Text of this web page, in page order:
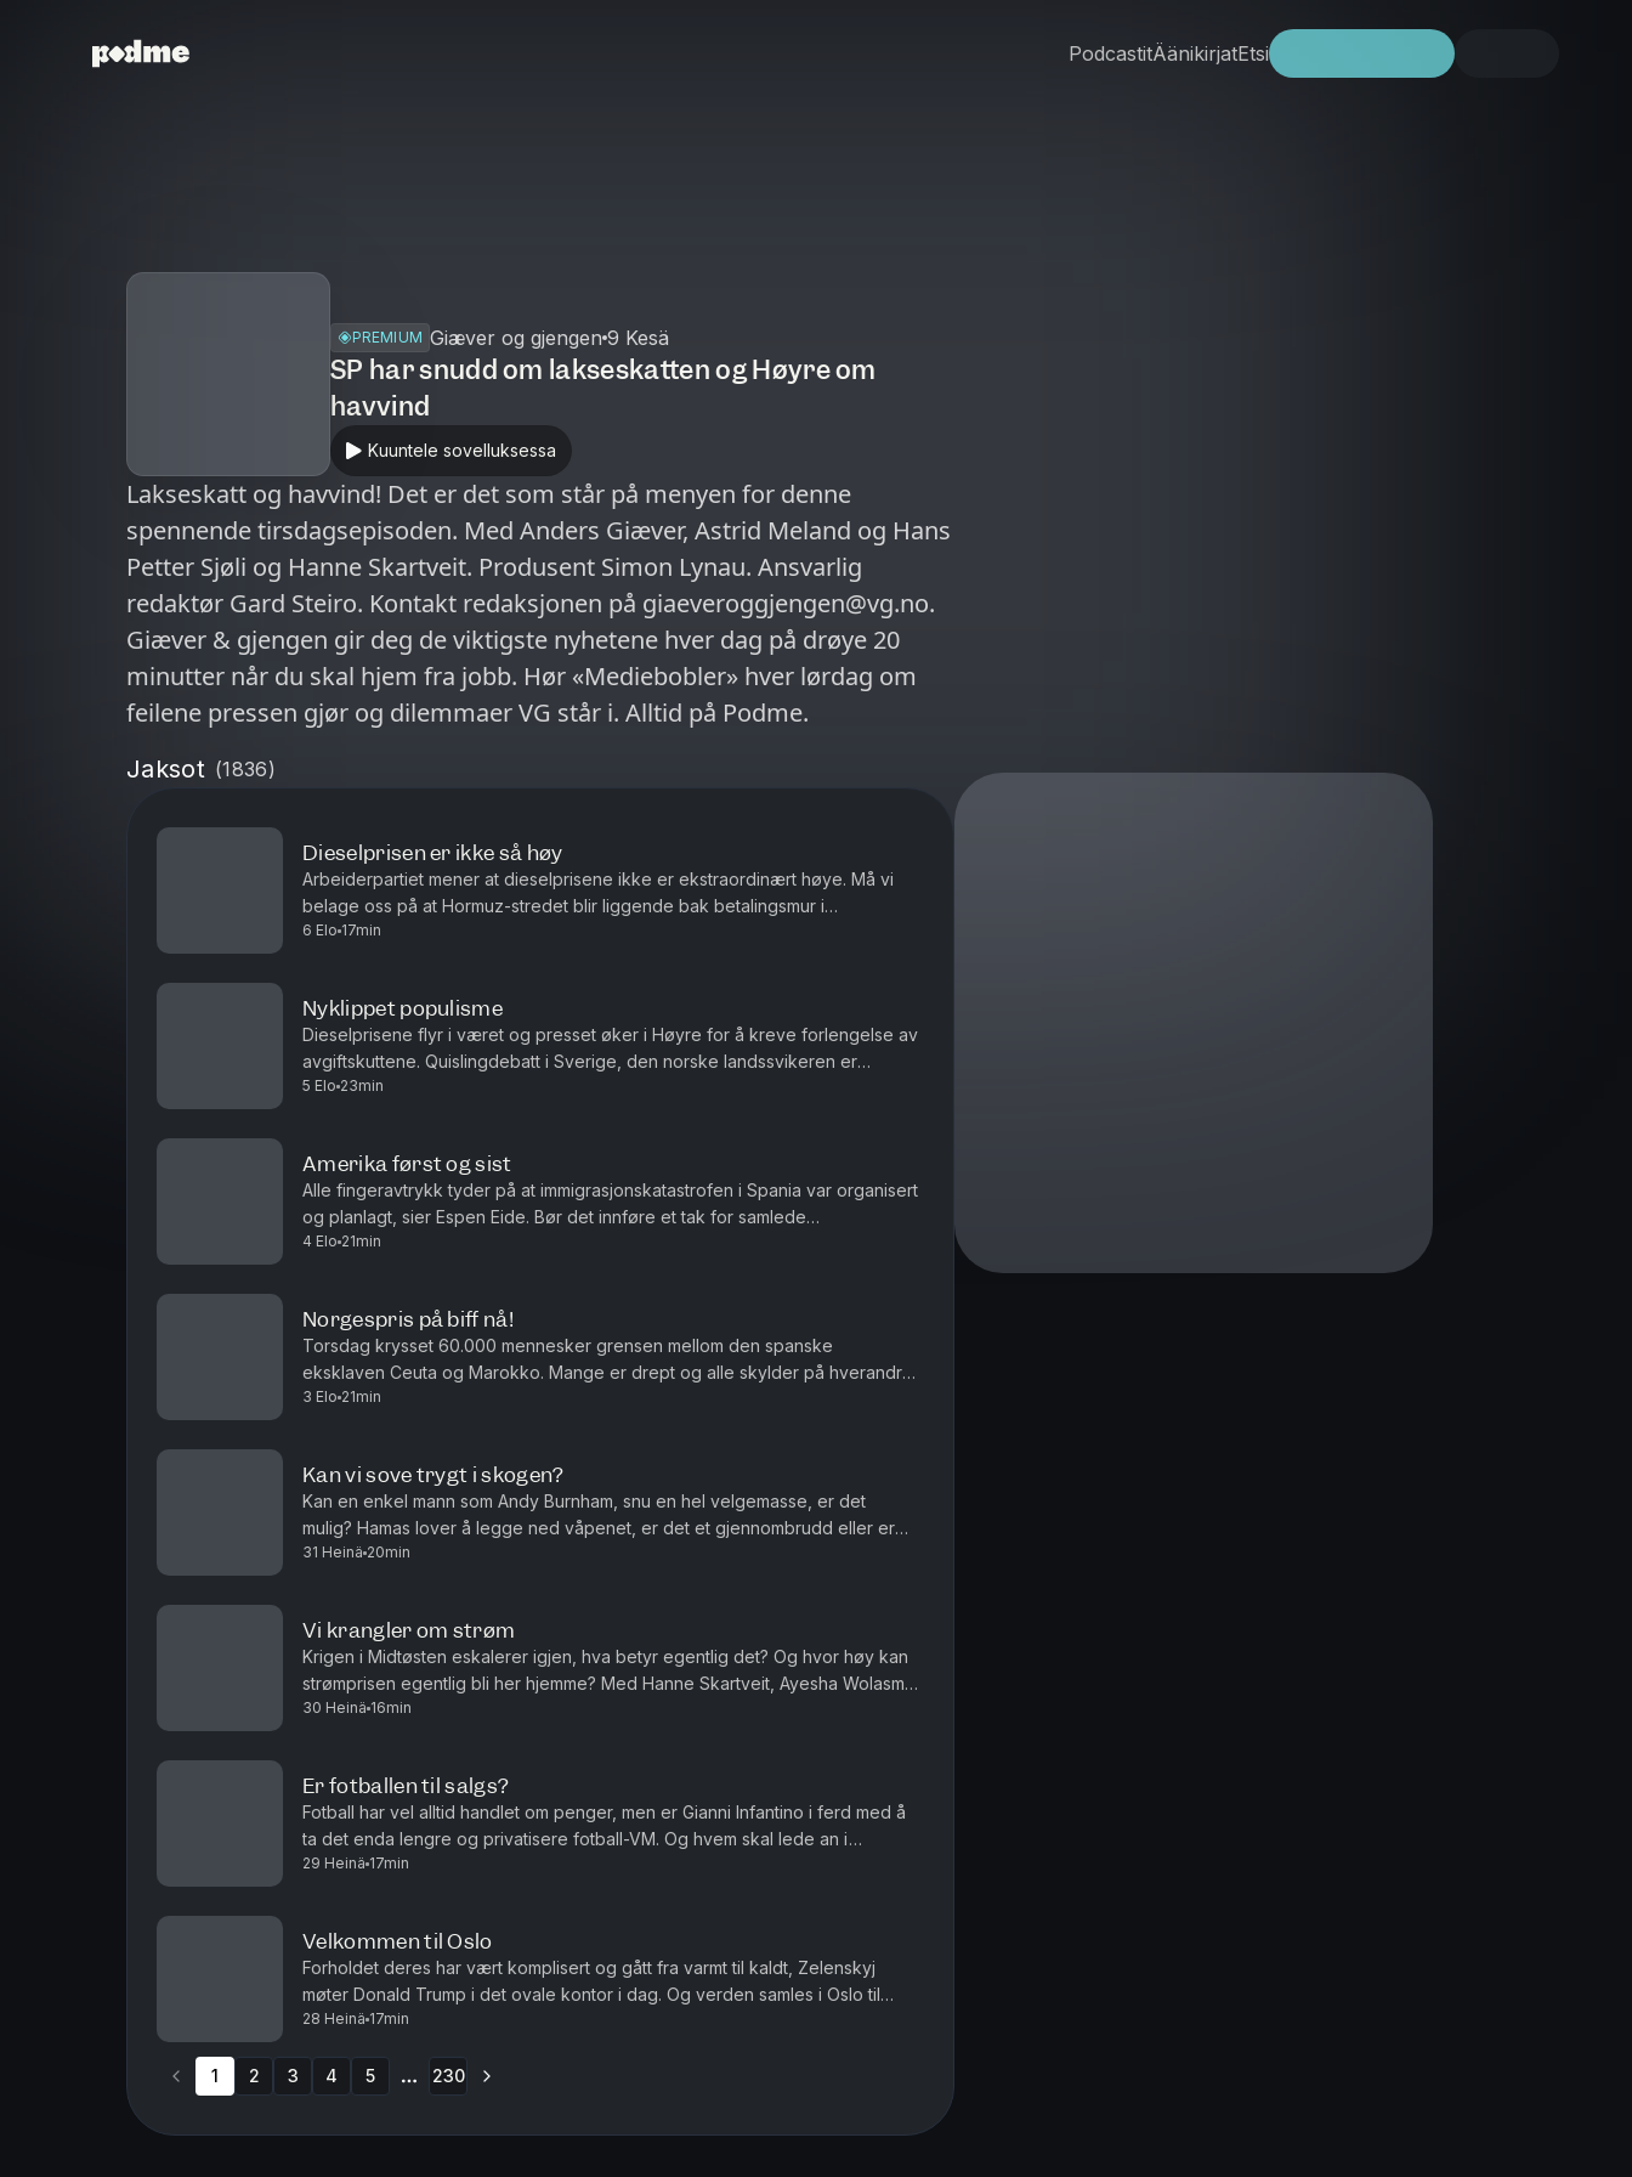
PodcastitÄänikirjatEtsi
PREMIUM Giæver og gjengen 9 Kesä
SP har snudd om lakseskatten og Høyre om
havvind
Kuuntele sovelluksessa
Lakseskatt og havvind! Det er det som står på menyen for denne
spennende tirsdagsepisoden. Med Anders Giæver, Astrid Meland og Hans
Petter Sjøli og Hanne Skartveit. Produsent Simon Lynau. Ansvarlig
redaktør Gard Steiro. Kontakt redaksjonen på giaeveroggjengen@vg.no.
Giæver & gjengen gir deg de viktigste nyhetene hver dag på drøye 20
minutter når du skal hjem fra jobb. Hør «Mediebobler» hver lørdag om
feilene pressen gjør og dilemmaer VG står i. Alltid på Podme.
Jaksot (1836)
Dieselprisen er ikke så høy
Arbeiderpartiet mener at dieselprisene ikke er ekstraordinært høye. Må vi
belage oss på at Hormuz-stredet blir liggende bak betalingsmur i
uoverskuelig fremtid? Antall sivile Ukrainere som blir drept ...
6 Elo 17min
Nyklippet populisme
Dieselprisene flyr i været og presset øker i Høyre for å kreve forlengelse av
avgiftskuttene. Quislingdebatt i Sverige, den norske landssvikeren er
aktualisert i landet som holdt seg nøytral under and...
5 Elo 23min
Amerika først og sist
Alle fingeravtrykk tyder på at immigrasjonskatastrofen i Spania var organisert
og planlagt, sier Espen Eide. Bør det innføre et tak for samlede
velferdsytelser er debatten etter et regnestykke til NAV...
4 Elo 21min
Norgespris på biff nå!
Torsdag krysset 60.000 mennesker grensen mellom den spanske
eksklaven Ceuta og Marokko. Mange er drept og alle skylder på hverandre
i sakens anledning, og må det innføres norgespris på biff i dette la...
3 Elo 21min
Kan vi sove trygt i skogen?
Kan en enkel mann som Andy Burnham, snu en hel velgemasse, er det
mulig? Hamas lover å legge ned våpenet, er det et gjennombrudd eller er
det ren ønsketetenkning. Og har menn et spesielt ansvar når de...
31 Heinä 20min
Vi krangler om strøm
Krigen i Midtøsten eskalerer igjen, hva betyr egentlig det? Og hvor høy kan
strømprisen egentlig bli her hjemme? Med Hanne Skartveit, Ayesha Wolasmal
og Roar Valderhaug. Produsent Sara Gustavsen. Ansv...
30 Heinä 16min
Er fotballen til salgs?
Fotball har vel alltid handlet om penger, men er Gianni Infantino i ferd med å
ta det enda lengre og privatisere fotball-VM. Og hvem skal lede an i
debatten om fordommer mot homofile i muslimske miljø...
29 Heinä 17min
Velkommen til Oslo
Forholdet deres har vært komplisert og gått fra varmt til kaldt, Zelenskyj
møter Donald Trump i det ovale kontor i dag. Og verden samles i Oslo til
fotball. Det er ikke fotball VM, men det er Norway C...
28 Heinä 17min
1 2 3 4 5 230